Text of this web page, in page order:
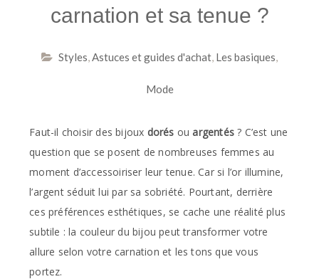
carnation et sa tenue ?
Styles,Astuces et guides d'achat, Les basiques,
Mode
Faut-il choisir des bijoux dorés ouargentés ? C’est une
question que se posent de nombreuses femmes au
moment d’accessoiriser leur tenue. Car si l’or illumine,
l’argent séduit lui par sa sobriété. Pourtant, derrière
ces préférences esthétiques, se cache une réalité plus
subtile : la couleur du bijou peut transformer votre
allure selon votre carnation et les tons que vous
portez.